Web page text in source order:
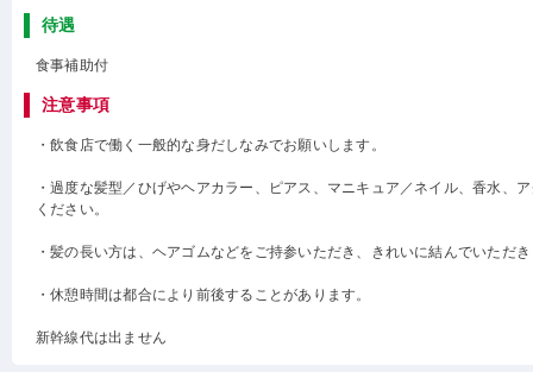
待遇
食事補助付
注意事項
・飲食店で働く一般的な身だしなみでお願いします。
・過度な髪型／ひげやヘアカラー、ピアス、マニキュア／ネイル、香水、
ください。
・髪の長い方は、ヘアゴムなどをご持参いただき、きれいに結んでいただ
・休憩時間は都合により前後することがあります。
新幹線代は出ません